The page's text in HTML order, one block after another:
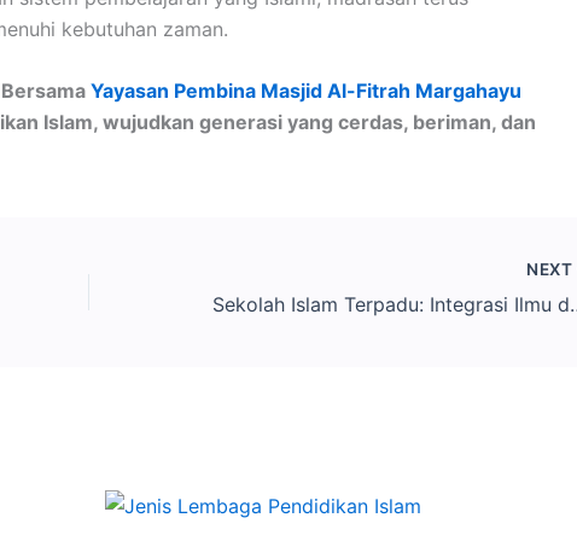
kebutuhan zaman.
Yayasan Pembina Masjid Al-Fitrah Margahayu
Islam, wujudkan generasi yang cerdas, beriman, dan
NEXT
Sekolah Islam